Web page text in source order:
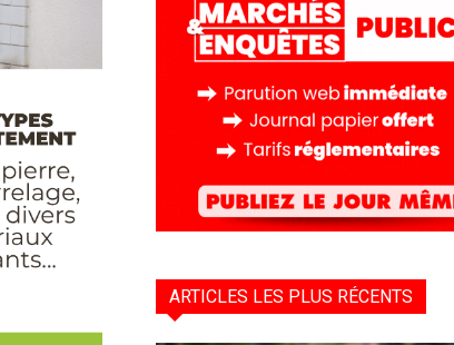
ARTICLES LES PLUS RÉCENTS